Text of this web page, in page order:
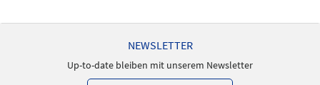
NEWSLETTER
Up-to-date bleiben mit unserem Newsletter